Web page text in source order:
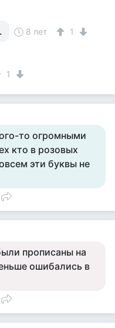
8 лет 1
1
то огромными
кто в розовых
эти буквы не
прописаны на
ошибались в